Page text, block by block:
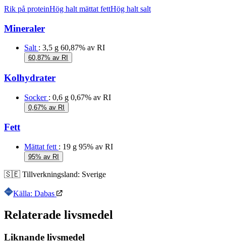
Rik på proteinHög halt mättat fettHög halt salt
Mineraler
Salt : 3,5 g 60,87% av RI
60,87% av RI
Kolhydrater
Socker : 0,6 g 0,67% av RI
0,67% av RI
Fett
Mättat fett : 19 g 95% av RI
95% av RI
🇸🇪 Tillverkningsland: Sverige
Källa: Dabas
Relaterade livsmedel
Liknande livsmedel